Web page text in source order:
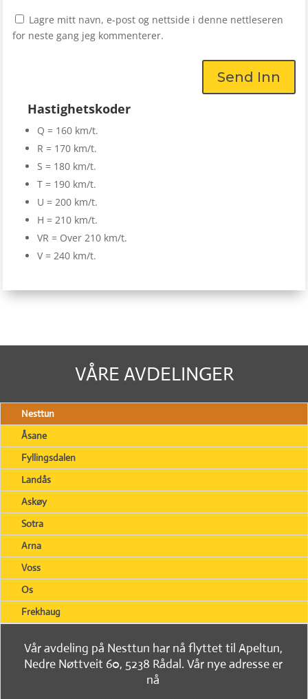
Lagre mitt navn, e-post og nettside i denne nettleseren
for neste gang jeg kommenterer.
Send Inn
Hastighetskoder
Q = 160 km/t.
R = 170 km/t.
S = 180 km/t.
T = 190 km/t.
U = 200 km/t.
H = 210 km/t.
VR = Over 210 km/t.
V = 240 km/t.
VÅRE AVDELINGER
Nesttun
Åsane
Fyllingsdalen
Landås
Askøy
Sotra
Arna
Voss
Os
Frekhaug
Vår avdeling på Nesttun har nå flyttet til Apeltun,
Nedre Nøttveit 60, 5238 Rådal. Vår nye adresse er
nå